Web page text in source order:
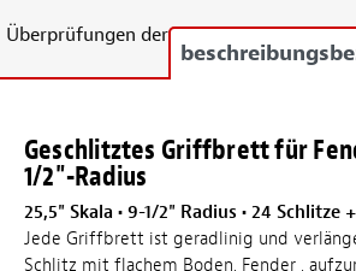
Überprüfungen der
Geschlitztes Griffbrett für
1/2"-Radius
25,5" Skala • 9-1/2" Radius • 24
Jede Griffbrett ist geradlinig und
Schlitz mit flachem Boden, Fender ,